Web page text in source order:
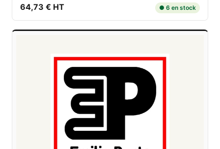
64,73 € HT ● 6 en stock